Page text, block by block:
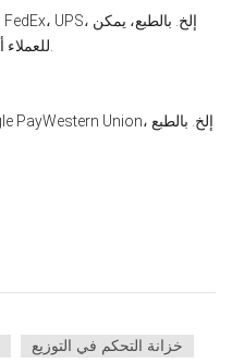
خزانة التحكم في التوزيع